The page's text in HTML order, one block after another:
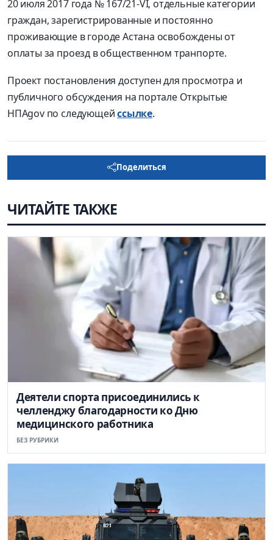
20 июля 2017 года № 167/21-VI, отдельные категории
граждан, зарегистрированные и постоянно
проживающие в городе Астана освобождены от
оплаты за проезд в общественном транпорте.
Проект постановления доступен для просмотра и
публичного обсуждения на портале Открытые
НПАgov по следующейссылке.
Поделиться
ЧИТАЙТЕ ТАКЖЕ
Деятели спорта присоединились к
челленджу благодарности ко Дню
медицинского работника
БЕЗ РУБРИКИ